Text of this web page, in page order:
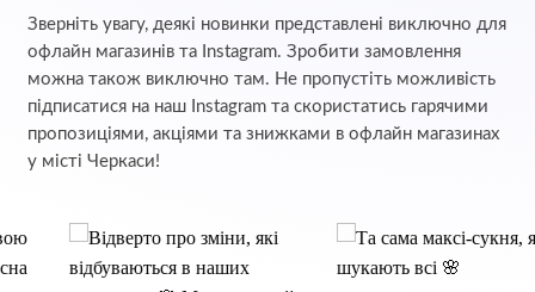
Зверніть увагу, деякі новинки представлені виключно для
офлайн магазинів та Instagram. Зробити замовлення
можна також виключно там. Не пропустіть можливість
підписатися на наш Instagram та скористатись гарячими
пропозиціями, акціями та знижками в офлайн магазинах
у місті Черкаси!